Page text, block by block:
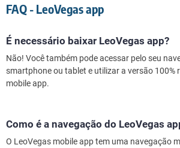
FAQ - LeoVegas app
É necessário baixar LeoVegas app?
Não! Você também pode acessar pelo seu
smartphone ou tablet e utilizar a versão 100%
mobile app.
Como é a navegação do LeoVegas
O LeoVegas mobile app tem uma navegação